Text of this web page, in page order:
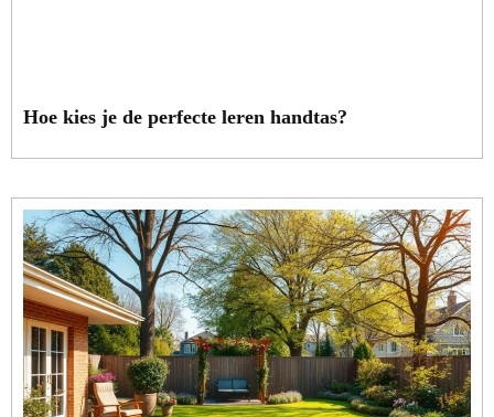
Hoe kies je de perfecte leren handtas?